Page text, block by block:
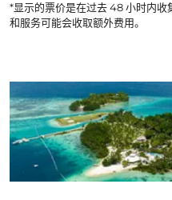
*显示的票价是在过去 48 小时内收
和服务可能会收取额外费用。